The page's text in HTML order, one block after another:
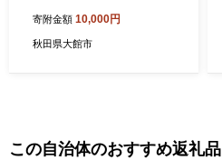
まち OGURA 米 合成保存料
不使用 食塩不使用
寄附金額 10,000円
秋田県大館市
この自治体のおすすめ返礼品